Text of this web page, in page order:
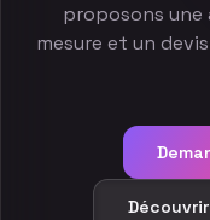
proposons
mesure et un